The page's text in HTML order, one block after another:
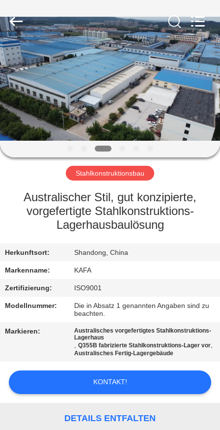
ZU
HAUSE
PRODUKTE
VIDEOS
VR
ÜBER
WERKSBESICHTIGUNG
QUALITÄTSKONTROLLE
NEUIGKEITEN
FÄLLE
Ltd..
All
Rights
Reserved.
Stahlkonstruktionsbau
Australischer Stil, gut konzipierte,
vorgefertigte Stahlkonstruktions-
Lagerhausbaulösung
Herkunftsort: Shandong, China
Markenname: KAFA
Zertifizierung: ISO9001
Modellnummer:
Die in Absatz 1 genannten Angaben sind zu
beachten.
Markieren:
Australisches vorgefertigtes Stahlkonstruktions-
Lagerhaus
,Q355B fabrizierte Stahlkonstruktions-Lager vor,
Australisches Fertig-Lagergebäude
KONTAKT!
DETAILS ENTFALTEN